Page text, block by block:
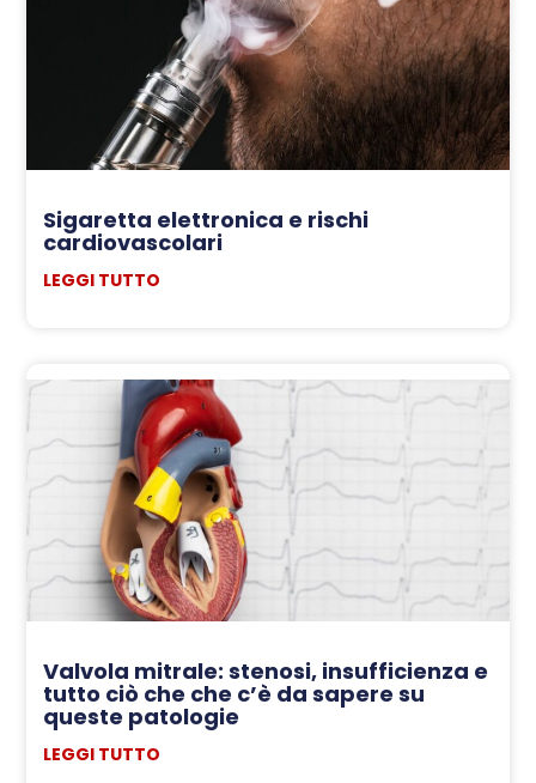
Sigaretta elettronica e rischi
cardiovascolari
LEGGI TUTTO
Valvola mitrale: stenosi, insufficienza e
tutto ciò che che c’è da sapere su
queste patologie
LEGGI TUTTO